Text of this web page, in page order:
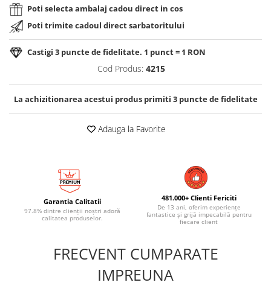
Poti selecta ambalaj cadou direct in cos
Poti trimite cadoul direct sarbatoritului
Castigi 3 puncte de fidelitate. 1 punct = 1 RON
Cod Produs: 4215
La achizitionarea acestui produs primiti 3puncte de fidelitate
Adauga la Favorite
Garantia Calitatii
97.8% dintre clienții noștri adoră
calitatea produselor.
481.000+ Clienti Fericiti
De 13 ani, oferim experiențe
fantastice și grijă impecabilă pentru
fiecare client
FRECVENT CUMPARATE
IMPREUNA